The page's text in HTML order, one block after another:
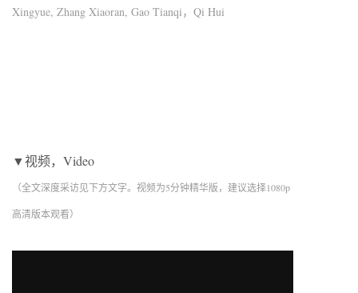
Xingyue, Zhang Xiaoran, Gao Tianqi，Qi Hui
▼视频，Video
（全文深度采访见下方文字。视频为5分钟精华版，建议选择1080p
高清版本观看）